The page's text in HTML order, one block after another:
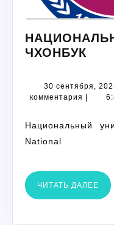
ЧХОНБУК
30 сентября,
комментария |
Национальный университет Чхонбук (Jeonbuk
National
ЧИТАТЬ ДАЛЕЕ